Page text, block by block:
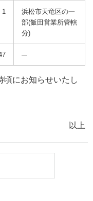
1
浜松市天竜区の一
部(飯田営業所管轄
分)
頃にお知らせいたし
以上